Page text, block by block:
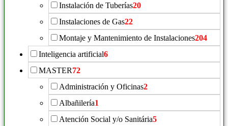
Instalación de Tuberías20
Instalaciones de Gas22
Montaje y Mantenimiento de Instalaciones204
Inteligencia artificial6
MASTER72
Administración y Oficinas2
Albañilería1
Atención Social y/o Sanitária5